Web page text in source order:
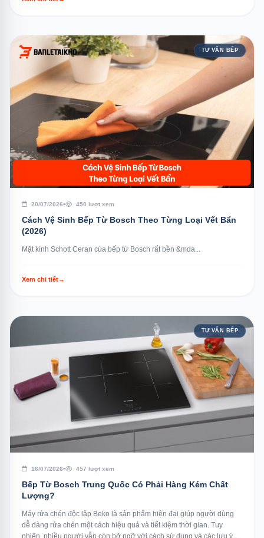
TƯ VẤN BẾP
20/07/2026• 450 lượt xem
Cách Vệ Sinh Bếp Từ Bosch Theo Từng Loại Vết Bẩn
(2026)
Mặt kính Schott Ceran của bếp từ Bosch rất bền &mda...
Xem chi tiết→
TƯ VẤN BẾP
16/07/2026• 457 lượt xem
Bếp Từ Bosch Trung Quốc Có Phải Hàng Kém Chất
Lượng?
Máy rửa chén độc lập Beko là sản phẩm hiện đại giúp người dùng
dễ dàng rửa chén một cách hiệu quả và tiết kiệm thời gian. Tuy